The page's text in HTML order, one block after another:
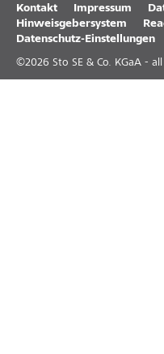
Kontakt Impressum
Hinweisgebersystem
Datenschutz-Einstellungen
©2026 Sto SE & Co. KGaA -